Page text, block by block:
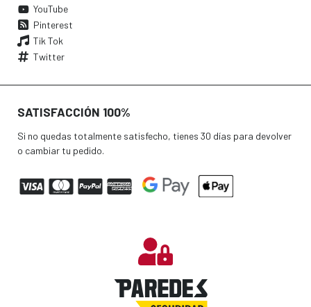
YouTube
Pinterest
Tik Tok
Twitter
SATISFACCIÓN 100%
Si no quedas totalmente satisfecho, tienes 30 días para devolver
o cambiar tu pedido.